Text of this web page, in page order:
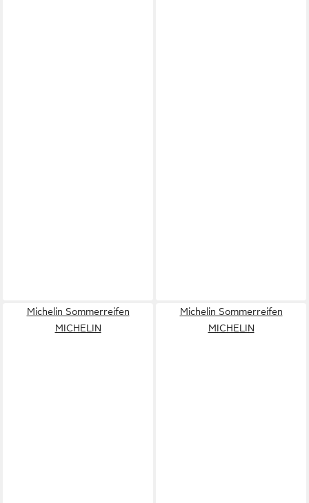
Michelin Sommerreifen
MICHELIN
Michelin Sommerreifen
MICHELIN